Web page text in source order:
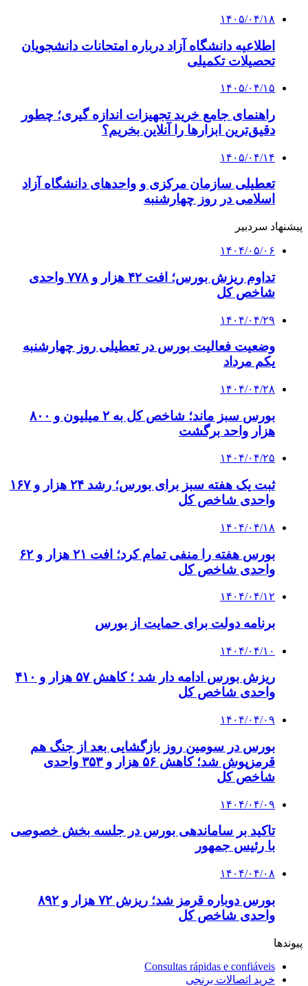
۱۴۰۵/۰۴/۱۸
اطلاعیه دانشگاه آزاد درباره امتحانات دانشجویان
تحصیلات تکمیلی
۱۴۰۵/۰۴/۱۵
راهنمای جامع خرید تجهیزات اندازه گیری؛ چطور
دقیق‌ترین ابزارها را آنلاین بخریم؟
۱۴۰۵/۰۴/۱۴
تعطیلی سازمان مرکزی و واحدهای دانشگاه آزاد
اسلامی در روز چهارشنبه
پیشنهاد سردبیر
۱۴۰۴/۰۵/۰۶
تداوم ریزش بورس؛ افت ۴۲ هزار و ۷۷۸ واحدی
شاخص کل
۱۴۰۴/۰۴/۲۹
وضعیت فعالیت بورس در تعطیلی روز چهارشنبه
یکم مرداد
۱۴۰۴/۰۴/۲۸
بورس سبز ماند؛ شاخص کل به ۲ میلیون و ۸۰۰
هزار واحد برگشت
۱۴۰۴/۰۴/۲۵
ثبت یک هفته سبز برای بورس؛ رشد ۲۴ هزار و ۱۶۷
واحدی شاخص کل
۱۴۰۴/۰۴/۱۸
بورس هفته را منفی تمام کرد؛ افت ۲۱ هزار و ۶۲
واحدی شاخص کل
۱۴۰۴/۰۴/۱۲
برنامه دولت برای حمایت از بورس
۱۴۰۴/۰۴/۱۰
ریزش بورس ادامه دار شد ؛ کاهش ۵۷ هزار و ۴۱۰
واحدی شاخص کل
۱۴۰۴/۰۴/۰۹
بورس در سومین روز بازگشایی بعد از جنگ هم
قرمزپوش شد؛ کاهش ۵۶ هزار و ۳۵۳ واحدی
شاخص کل
۱۴۰۴/۰۴/۰۹
تاکید بر ساماندهی بورس در جلسه بخش خصوصی
با رئیس جمهور
۱۴۰۴/۰۴/۰۸
بورس دوباره قرمز شد؛ ریزش ۷۲ هزار و ۸۹۲
واحدی شاخص کل
پیوندها
Consultas rápidas e confiáveis
خرید اتصالات برنجی